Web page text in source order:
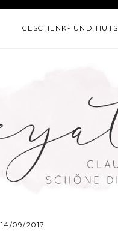
GESCHENK- UND
14/09/2017